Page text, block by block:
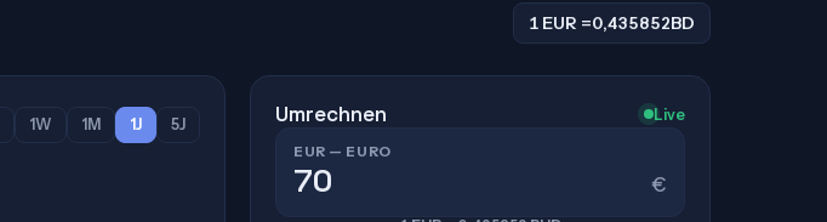
1 EUR =0,435852BD
1W 1M 1J 5J Umrechnen Live
EUR — EURO
€